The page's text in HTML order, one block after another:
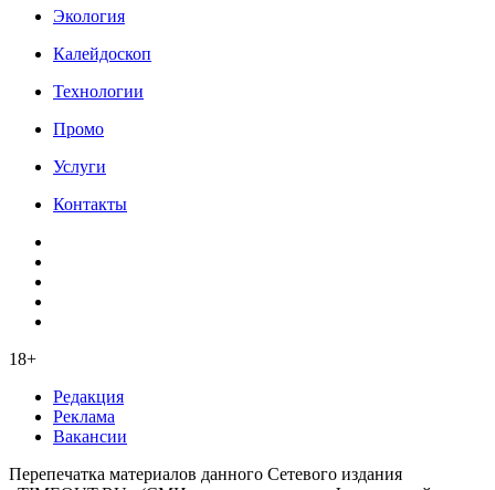
Экология
Калейдоскоп
Технологии
Промо
Услуги
Контакты
18+
Редакция
Реклама
Вакансии
Перепечатка материалов данного Сетевого издания